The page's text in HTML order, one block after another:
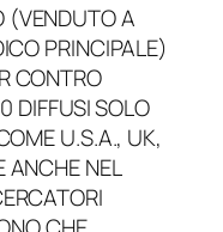
(VENDUTO A
PRINCIPALE)
CONTRO
DIFFUSI SOLO
U.S.A., UK,
ANCHE NEL